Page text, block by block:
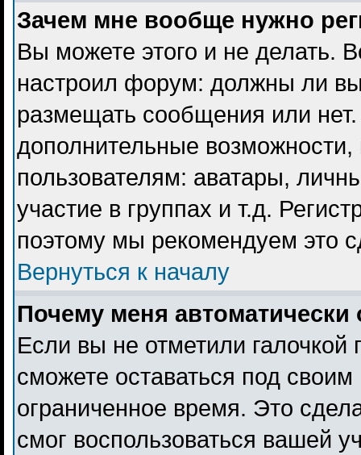
Зачем мне вообще нужно
Вы можете этого и не делать.
настроил форум: должны ли вы
размещать сообщения или
дополнительные
пользователям: аватары,
участие в группах и т.д.
поэтому мы рекомендуем это
Вернуться к началу
Почему меня автоматически
Если вы не отметили галочкой
сможете оставаться под
ограниченное время. Это
смог воспользоваться вашей